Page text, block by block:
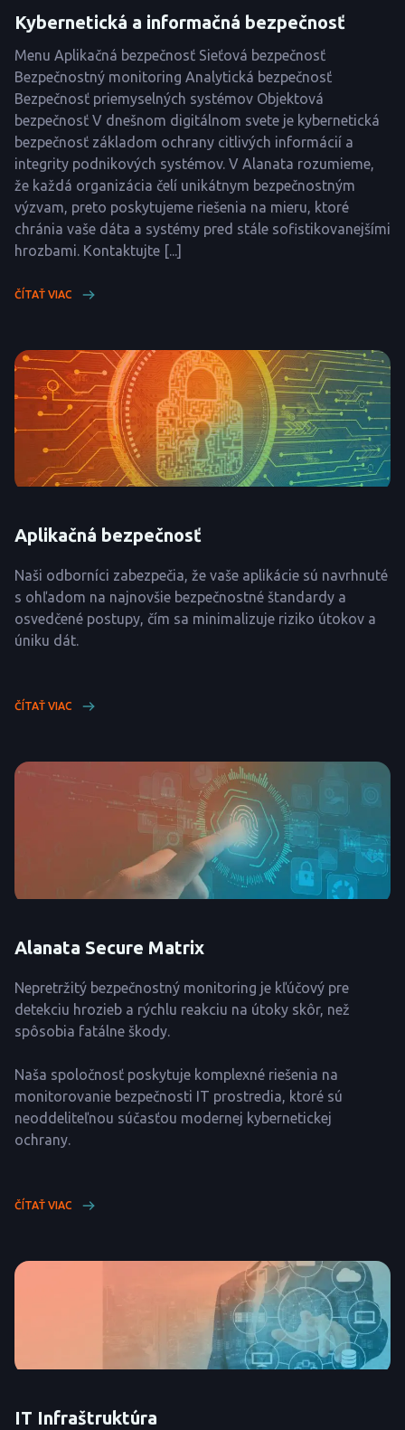
Kybernetická a informačná bezpečnosť
Menu Aplikačná bezpečnosť Sieťová bezpečnosť
Bezpečnostný monitoring Analytická bezpečnosť
Bezpečnosť priemyselných systémov Objektová
bezpečnosť V dnešnom digitálnom svete je kybernetická
bezpečnosť základom ochrany citlivých informácií a
integrity podnikových systémov. V Alanata rozumieme,
že každá organizácia čelí unikátnym bezpečnostným
výzvam, preto poskytujeme riešenia na mieru, ktoré
chránia vaše dáta a systémy pred stále sofistikovanejšími
hrozbami. Kontaktujte [...]
ČÍTAŤ VIAC
Aplikačná bezpečnosť
Naši odborníci zabezpečia, že vaše aplikácie sú navrhnuté
s ohľadom na najnovšie bezpečnostné štandardy a
osvedčené postupy, čím sa minimalizuje riziko útokov a
úniku dát.
ČÍTAŤ VIAC
Alanata Secure Matrix
Nepretržitý bezpečnostný monitoring je kľúčový pre
detekciu hrozieb a rýchlu reakciu na útoky skôr, než
spôsobia fatálne škody.
Naša spoločnosť poskytuje komplexné riešenia na
monitorovanie bezpečnosti IT prostredia, ktoré sú
neoddeliteľnou súčasťou modernej kybernetickej
ochrany.
ČÍTAŤ VIAC
IT Infraštruktúra